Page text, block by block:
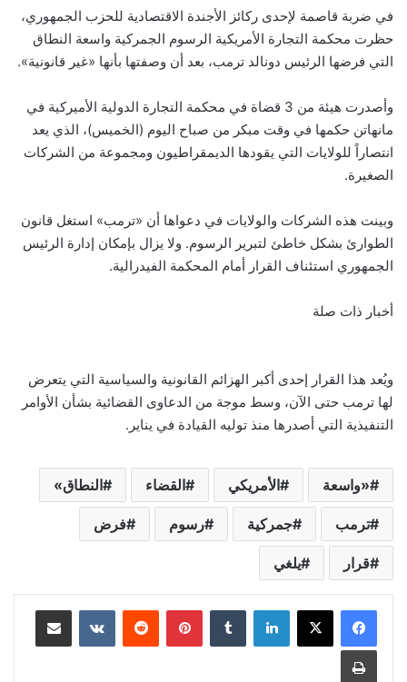
في ضربة قاصمة لإحدى ركائز الأجندة الاقتصادية للحزب الجمهوري،
حظرت محكمة التجارة الأمريكية الرسوم الجمركية واسعة النطاق
التي فرضها الرئيس دونالد ترمب، بعد أن وصفتها بأنها «غير قانونية».
وأصدرت هيئة من 3 قضاة في محكمة التجارة الدولية الأميركية في
مانهاتن حكمها في وقت مبكر من صباح اليوم (الخميس)، الذي يعد
انتصاراً للولايات التي يقودها الديمقراطيون ومجموعة من الشركات
الصغيرة.
وبينت هذه الشركات والولايات في دعواها أن «ترمب» استغل قانون
الطوارئ بشكل خاطئ لتبرير الرسوم. ولا يزال بإمكان إدارة الرئيس
الجمهوري استئناف القرار أمام المحكمة الفيدرالية.
أخبار ذات صلة
ويُعد هذا القرار إحدى أكبر الهزائم القانونية والسياسية التي يتعرض
لها ترمب حتى الآن، وسط موجة من الدعاوى القضائية بشأن الأوامر
التنفيذية التي أصدرها منذ توليه القيادة في يناير.
«واسعة الأمريكي القضاء النطاق»
ترمب جمركية رسوم فرض
قرار يلغي
لينكدإن بينتيريست